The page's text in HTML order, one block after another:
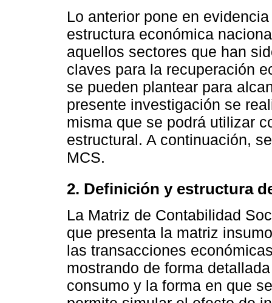
Lo anterior pone en
estructura económica
aquellos sectores que han
claves para la recuperación
se pueden plantear para
presente investigación se
misma que se podrá utilizar
estructural. A continuación,
MCS.
2. Definición y estructura
La Matriz de Contabilidad
que presenta la matriz
las transacciones
mostrando de forma
consumo y la forma en que